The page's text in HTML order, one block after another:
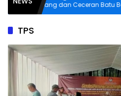
Tongkang dan Ceceran Batu Bara
Segera Diangkat, Soroti Buruknya
TPS